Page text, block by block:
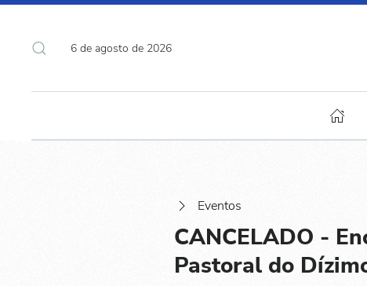
6 de agosto de 2026
Eventos
CANCELADO -
Pastoral do